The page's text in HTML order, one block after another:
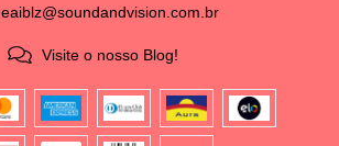
eaiblz@soundandvision.com.br
Visite o nosso Blog!